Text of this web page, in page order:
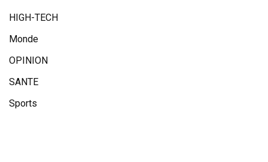
HIGH-TECH
Monde
OPINION
SANTE
Sports